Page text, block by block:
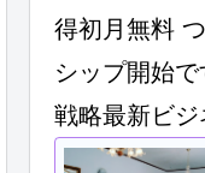
得初月無料
シップ開始
戦略最新ビ